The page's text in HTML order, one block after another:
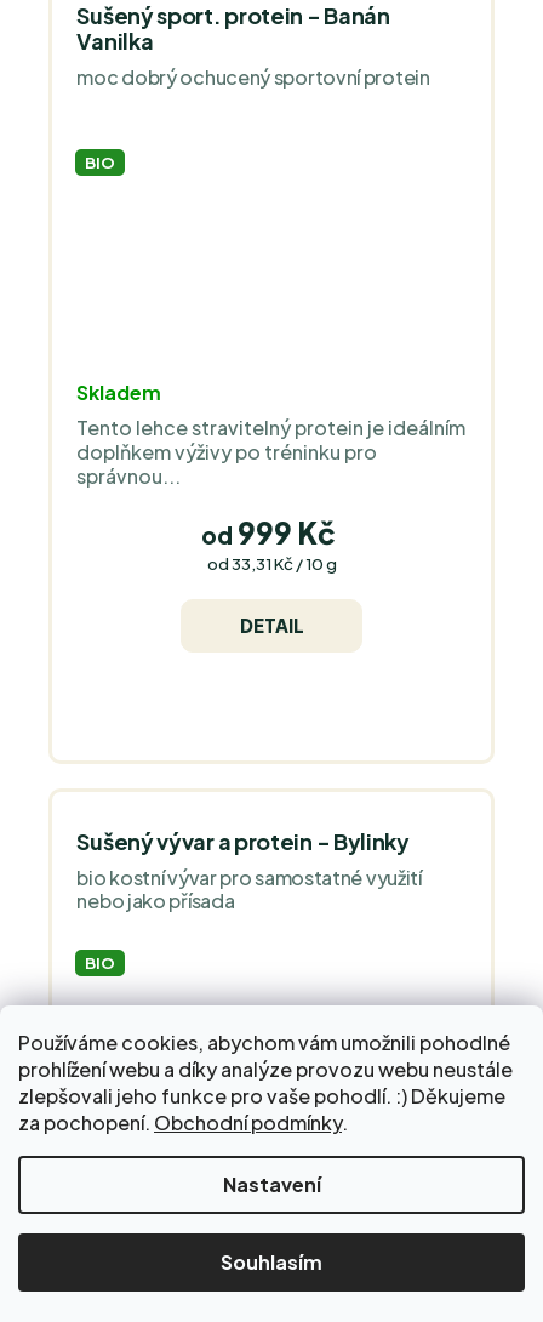
Používáme cookies, abychom vám umožnili pohodlné
prohlížení webu a díky analýze provozu webu neustále
zlepšovali jeho funkce pro vaše pohodlí. :) Děkujeme
za pochopení. Obchodní podmínky.
Nastavení
Souhlasím
Nakupte za 2 000 Kč a dopravu do Balíkovny zaplatíme
Sušený sport. protein - Banán
Vanilka
moc dobrý ochucený sportovní protein
BIO
Skladem
Tento lehce stravitelný protein je ideálním
doplňkem výživy po tréninku pro
správnou...
od 999 Kč
Měrná
od 33,31 Kč / 10 g
DETAIL
Sušený vývar a protein - Bylinky
bio kostní vývar pro samostatné využití
nebo jako přísada
BIO
Posilněte svou obranyschopnost pomocí
nadčasové síle bylin a kostního vývaru,...